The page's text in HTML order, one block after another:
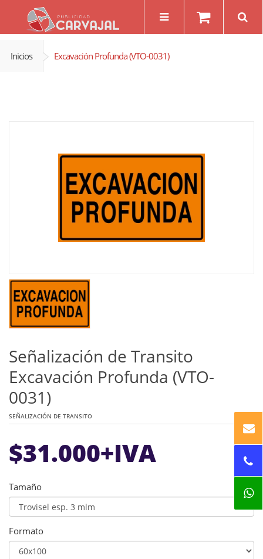
Inicios Excavación Profunda (VTO-0031)
Señalización de Transito
Excavación Profunda (VTO-
0031)
SEÑALIZACIÓN DE TRANSITO
$31.000+IVA
Tamaño
Formato